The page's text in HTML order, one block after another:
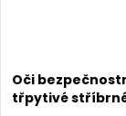
Oči
třpytivé